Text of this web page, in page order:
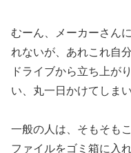
むーん、メーカーさん
れないが、あれこれ自
ドライブから立ち上が
い、丸一日かけてしまい
一般の人は、そもそも
ファイルをゴミ箱に入